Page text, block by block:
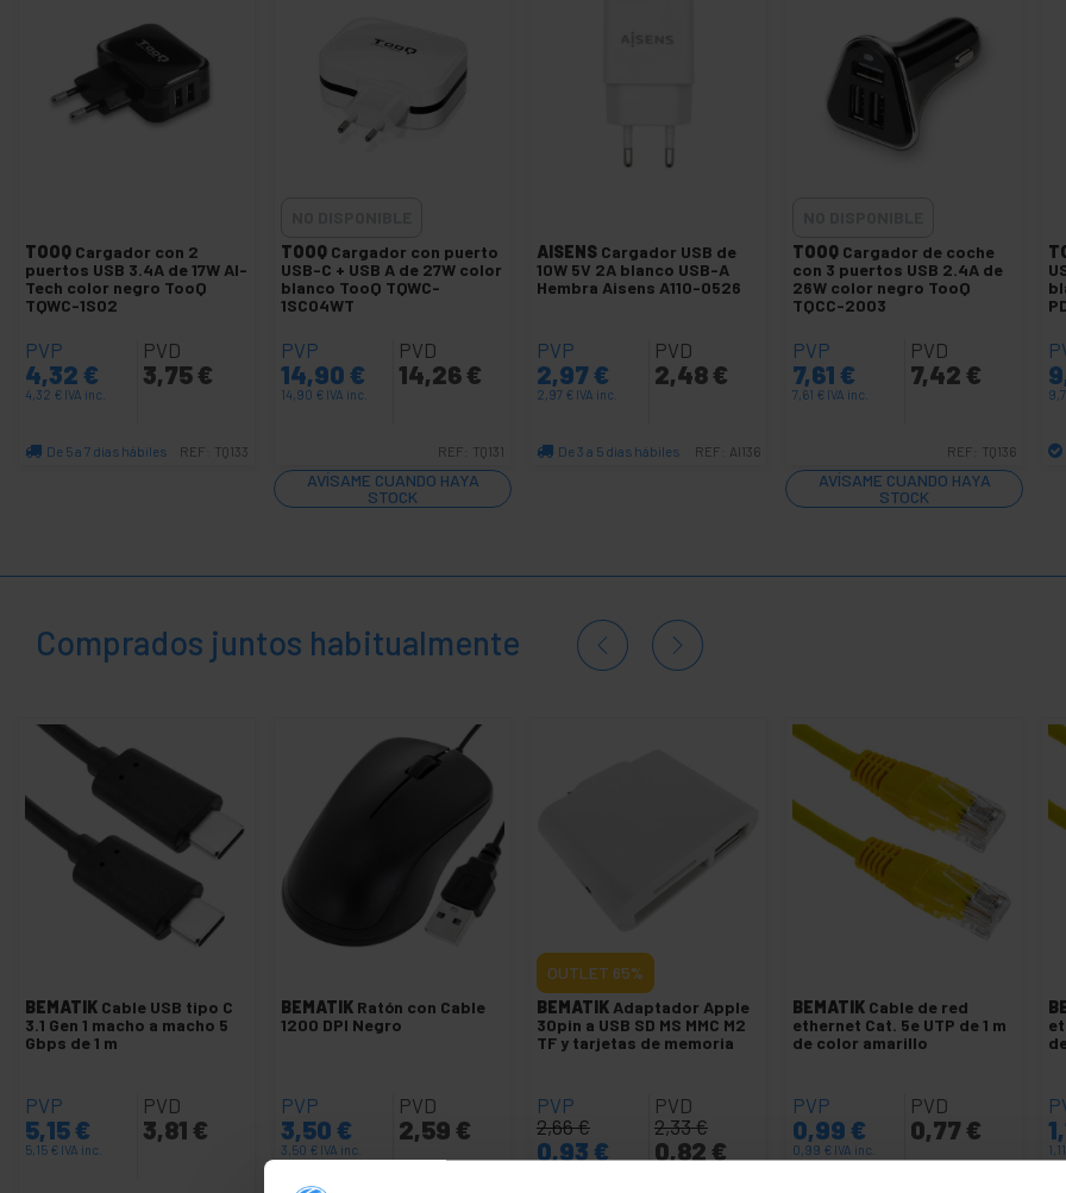
Fuente de alimentación DC-DC
Fuente de alimentación externa
Fuente de alimentación industrial
Fuentes de Alimentación USB PD QC y Portátil
Interruptores magnéticos
Inversor eléctrico
+
Maletines para ordenador portátil
+
Módulos electrónicos para integradores
Productos electrónicos varios
+
Pulsadores interruptores conmutadores
+
+
Teclados y ratones
+
Hogar y
empresa
+
Tiempo
libre
+
Area
Médica
TOOQ Cargador con 2
puertos USB 3.4A de 17W AI-
Tech color negro TooQ
TQWC-1S02
PVP
4,32 €
4,32 € IVA inc.
PVD
3,75 €
De 5 a 7 días hábiles REF: TQ133
TOOQ Cargador con puerto
USB-C + USB A de 27W color
blanco TooQ TQWC-
1SC04WT
PVP
14,90 €
14,90 € IVA inc.
PVD
14,26 €
REF: TQ131
AVÍSAME CUANDO HAYA
STOCK
AISENS Cargador USB de
10W 5V 2A blanco USB-A
Hembra Aisens A110-0526
PVP
2,97€
2,97 € IVA inc.
PVD
2,48 €
De 3 a 5 días hábiles REF: AI136
TOOQ Cargador de coche
con 3 puertos USB 2.4A de
26W color negro TooQ
TQCC-2003
PVP
7,61 €
7,61 € IVA inc.
PVD
7,42 €
REF: TQ136
AVÍSAME CUANDO HAYA
STOCK
Comprados juntos habitualmente
BEMATIK Cable USB tipo C
3.1 Gen 1 macho a macho 5
Gbps de 1 m
PVP
5,15€
5,15 € IVA inc.
PVD
3,81 €
BEMATIK Ratón con Cable
1200 DPI Negro
PVP
3,50 €
3,50 € IVA inc.
PVD
2,59 €
OUTLET 65%
BEMATIK Adaptador Apple
30pin a USB SD MS MMC M2
TF y tarjetas de memoria
PVP
2,66€
0,93 €
PVD
2,33€
0,82 €
BEMATIK Cable de red
ethernet Cat. 5e UTP de 1 m
de color amarillo
PVP
0,99 €
0,99 € IVA inc.
PVD
0,77 €
1,11